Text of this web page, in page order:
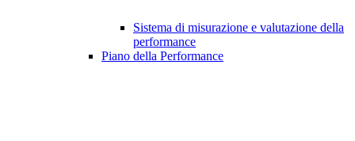
Sistema di misurazione e valutazione della
performance
Piano della Performance